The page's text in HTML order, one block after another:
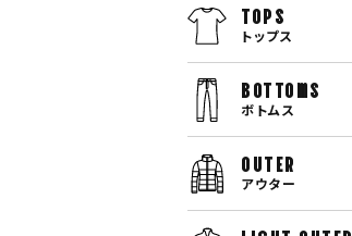
TOPS
トップス
bottoms
ボトムス
OUTER
アウター